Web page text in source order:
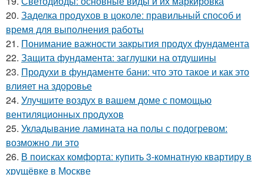
20. Заделка продухов в цоколе: правильный способ и
время для выполнения работы
21. Понимание важности закрытия продух фундамента
22. Защита фундамента: заглушки на отдушины
23. Продухи в фундаменте бани: что это такое и как это
влияет на здоровье
24. Улучшите воздух в вашем доме с помощью
вентиляционных продухов
25. Укладывание ламината на полы с подогревом:
возможно ли это
26. В поисках комфорта: купить 3-комнатную квартиру в
хрущёвке в Москве